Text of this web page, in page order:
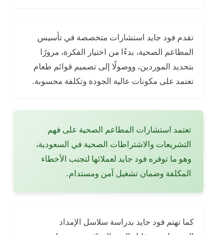
تقدم فود جايد استشارات متخصصة في تأسيس
المطاعم الصحية، بدءًا من اختيار الفكرة، مرورًا
بتحديد الموردين، ووصولًا إلى تصميم قوائم طعام
تعتمد على مكونات عالية الجودة وتكلفة محسوبة.
تعتمد استشارات المطاعم الصحية على فهم
التشريعات والاشتراطات الصحية في السعودية،
وهو ما توفره فود جايد لعملائها لتجنب الأخطاء
المكلفة وضمان تشغيل آمن ومستدام.
كما تهتم فود جايد بدراسة سلاسل الإمداد